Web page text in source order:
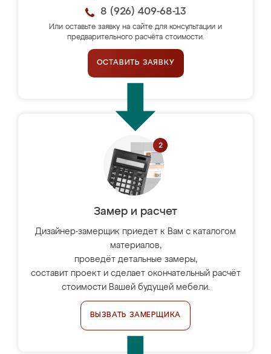
8 (926) 409-68-13
Или оставьте заявку на сайте для консультации и
предварительного расчёта стоимости.
ОСТАВИТЬ ЗАЯВКУ
Замер и расчет
Дизайнер-замерщик приедет к Вам с каталогом
материалов,
проведёт детальные замеры,
составит проект и сделает окончательный расчёт
стоимости Вашей будущей мебели.
ВЫЗВАТЬ ЗАМЕРЩИКА